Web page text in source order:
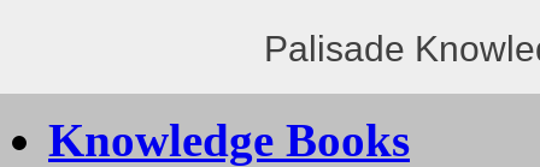
Palisade
Knowledge Books